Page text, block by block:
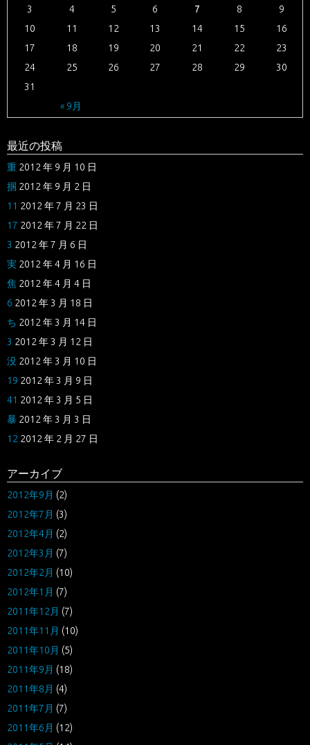
« 9月
3 4 5 6 7 8
9
10
11 12 13 14 15
16
17
18 19 20 21 22
23
24
25 26 27 28 29
30
31
最近の投稿
重 2012 年 9 月 10 日
掴 2012 年 9 月 2 日
11 2012 年 7 月 23 日
17 2012 年 7 月 22 日
3 2012 年 7 月 6 日
実 2012 年 4 月 16 日
焦 2012 年 4 月 4 日
6 2012 年 3 月 18 日
ち 2012 年 3 月 14 日
3 2012 年 3 月 12 日
没 2012 年 3 月 10 日
19 2012 年 3 月 9 日
41 2012 年 3 月 5 日
暴 2012 年 3 月 3 日
12 2012 年 2 月 27 日
アーカイブ
2012年9月 (2)
2012年7月 (3)
2012年4月 (2)
2012年3月 (7)
2012年2月 (10)
2012年1月 (7)
2011年12月 (7)
2011年11月 (10)
2011年10月 (5)
2011年9月 (18)
2011年8月 (4)
2011年7月 (7)
2011年6月 (12)